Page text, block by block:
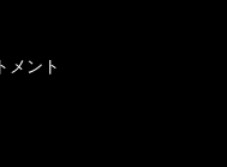
メント